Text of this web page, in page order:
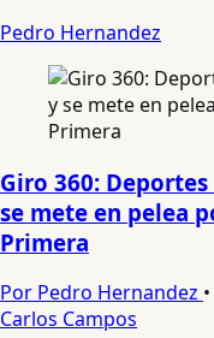
Pedro Hernandez
Giro 360:
se mete en pelea
Primera
Por Pedro Hernandez •
Carlos Campos